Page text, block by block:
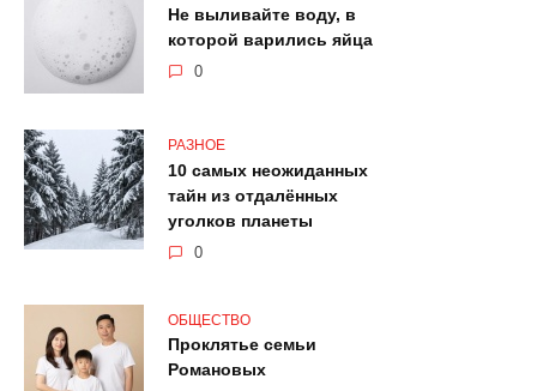
Не выливайте воду, в
которой варились яйца
0
РАЗНОЕ
10 самых неожиданных
тайн из отдалённых
уголков планеты
0
ОБЩЕСТВО
Проклятье семьи
Романовых